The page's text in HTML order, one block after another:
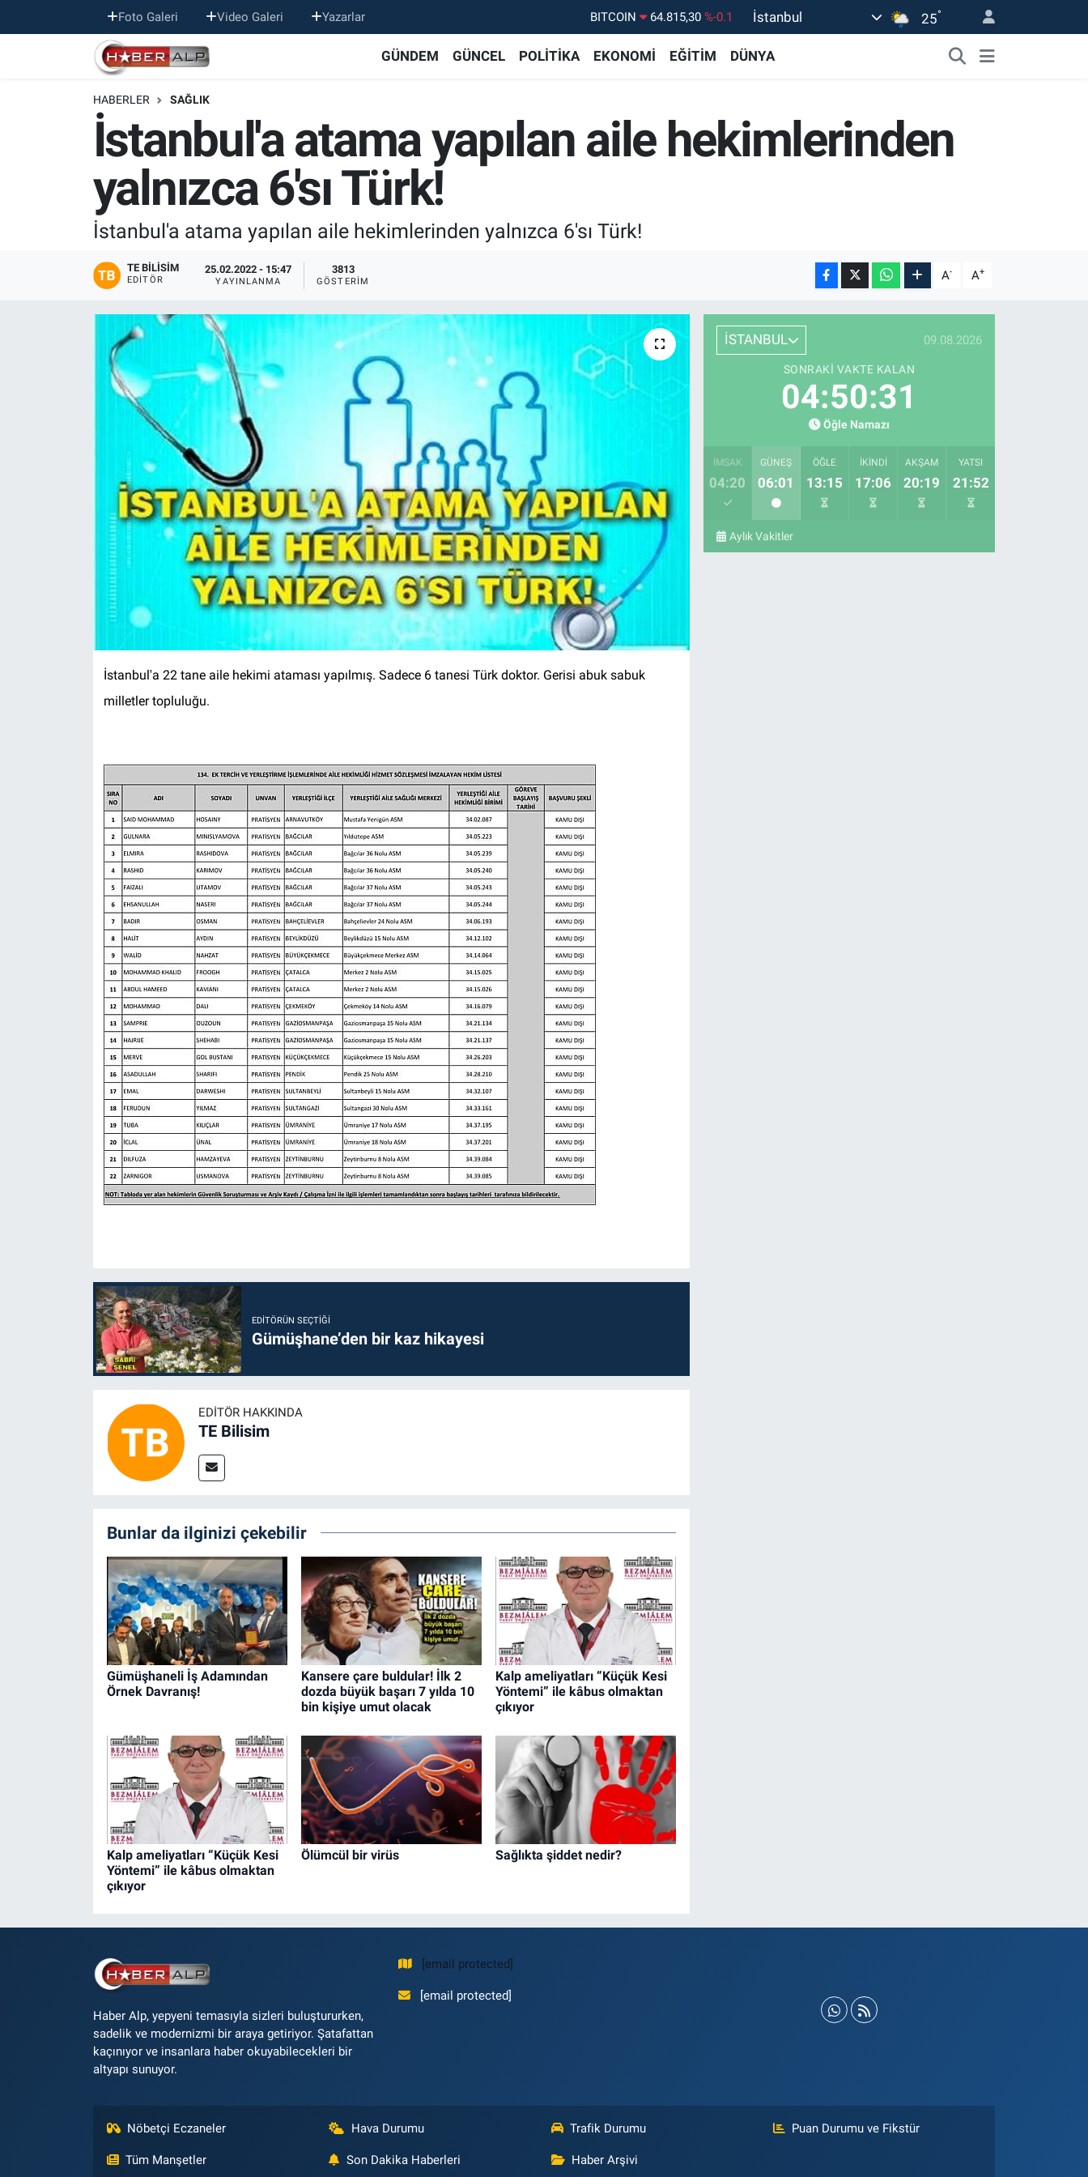
Foto Galeri Video Galeri Yazarlar BITCOIN 64.815,30 %-0.1
GRAM ALTIN
6660.55
%0
BİST100
13.779 %-14
İstanbul 25°
GÜNDEM GÜNCEL POLİTİKA EKONOMİ EĞİTİM DÜNYA
HABERLER SAĞLIK
İstanbul'a atama yapılan aile hekimlerinden
yalnızca 6'sı Türk!
İstanbul'a atama yapılan aile hekimlerinden yalnızca 6'sı Türk!
TE BILISIM
EDITÖR
25.02.2022 - 15:47
YAYINLANMA
3813
GÖSTERIM A- A+
İstanbul'a 22 tane aile hekimi ataması yapılmış. Sadece 6 tanesi Türk doktor. Gerisi abuk sabuk
milletler topluluğu.
EDITÖRÜN SEÇTIĞI
Gümüşhane’den bir kaz hikayesi
EDITÖR HAKKINDA
TE Bilisim
Bunlar da ilginizi çekebilir
Gümüşhaneli İş Adamından
Örnek Davranış!
Kansere çare buldular! İlk 2
dozda büyük başarı 7 yılda 10
bin kişiye umut olacak
Kalp ameliyatları “Küçük Kesi
Yöntemi” ile kâbus olmaktan
çıkıyor
Kalp ameliyatları “Küçük Kesi
Yöntemi” ile kâbus olmaktan
çıkıyor
Ölümcül bir virüs Sağlıkta şiddet nedir?
İSTANBUL 09.08.2026
SONRAKI VAKTE KALAN
04:50:30
Öğle Namazı
İMSAK
04:20
GÜNEŞ
06:01
ÖĞLE
13:15
İKINDI
17:06
AKŞAM
20:19
YATSI
21:52
Aylık Vakitler
Haber Alp, yepyeni temasıyla sizleri buluştururken,
sadelik ve modernizmi bir araya getiriyor. Şatafattan
kaçınıyor ve insanlara haber okuyabilecekleri bir
altyapı sunuyor.
[email protected]
[email protected]
Nöbetçi Eczaneler Hava Durumu Trafik Durumu Puan Durumu ve Fikstür
Tüm Manşetler Son Dakika Haberleri Haber Arşivi
Nöbetçi Eczaneler
Hava Durumu
Trafik Durumu
Süper Lig Puan Durumu ve Fikstür
Tüm Manşetler
Son Dakika Haberleri